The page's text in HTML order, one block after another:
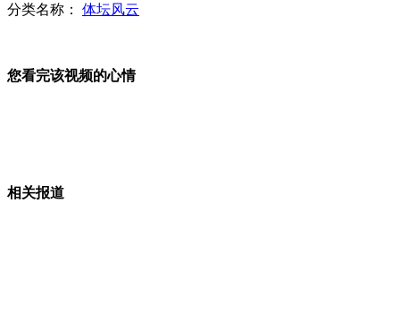
分类名称： 体坛风云
您看完该视频的心情
相关报道